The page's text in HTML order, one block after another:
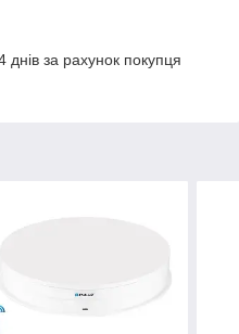
за рахунок покупця